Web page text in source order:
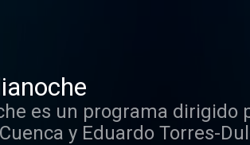
es un programa dirigido
y Eduardo Torres-